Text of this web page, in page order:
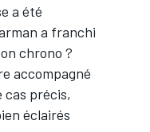
a été
a franchi
chrono ?
accompagné
précis,
éclairés